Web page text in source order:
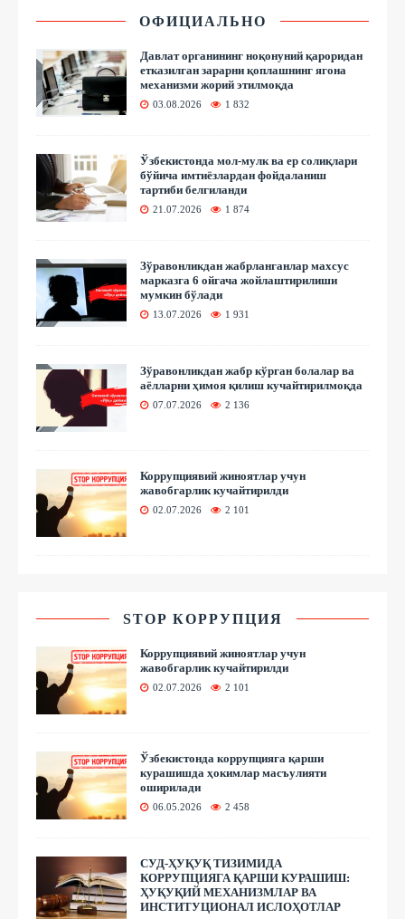
ОФИЦИАЛЬНО
Давлат органининг ноқонуний қароридан
етказилган зарарни қоплашнинг ягона
механизми жорий этилмоқда
03.08.2026 1 832
Ўзбекистонда мол-мулк ва ер солиқлари
бўйича имтиёзлардан фойдаланиш
тартиби белгиланди
21.07.2026 1 874
Зўравонликдан жабрланганлар махсус
марказга 6 ойгача жойлаштирилиши
мумкин бўлади
13.07.2026 1 931
Зўравонликдан жабр кўрган болалар ва
аёлларни ҳимоя қилиш кучайтирилмоқда
07.07.2026 2 136
Коррупциявий жиноятлар учун
жавобгарлик кучайтирилди
02.07.2026 2 101
STOP КОРРУПЦИЯ
Коррупциявий жиноятлар учун
жавобгарлик кучайтирилди
02.07.2026 2 101
Ўзбекистонда коррупцияга қарши
курашишда ҳокимлар масъулияти
оширилади
06.05.2026 2 458
СУД-ҲУҚУҚ ТИЗИМИДА
КОРРУПЦИЯГА ҚАРШИ КУРАШИШ:
ҲУҚУҚИЙ МЕХАНИЗМЛАР ВА
ИНСТИТУЦИОНАЛ ИСЛОҲОТЛАР